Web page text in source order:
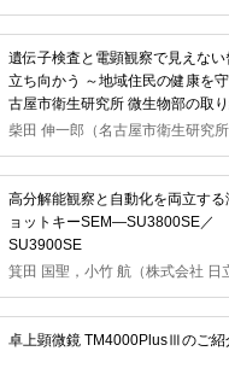
一穂（昭和医科大学医学部）
遺伝子検査と電顕観察で見えない
立ち向かう ～地域住民の健康を
古屋市衛生研究所 微生物部の取
柴田 伸一郎（名古屋市衛生研究
林 洋平（名古屋市衛生研究所）
高分解能観察と自動化を両立する
ョットキーSEM―SU3800SE／
SU3900SE
箕田 国聖，小竹 航（株式会社 日
テク）
卓上顕微鏡 TM4000PlusⅢのご紹